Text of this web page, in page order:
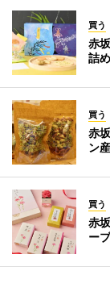
買う
赤
詰
買う
赤
ン
買う
赤
ー